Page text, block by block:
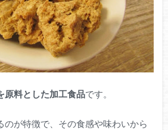
原料とした加工食品です。
のが特徴で、その食感や味わいから